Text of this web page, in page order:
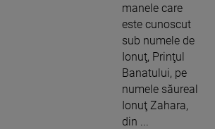
manele care
este cunoscut
sub numele de
Ionuţ, Prinţul
Banatului, pe
numele săureal
Ionuţ Zahara,
din ...